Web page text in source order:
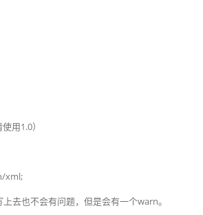
用1.0）
/xml;
去也不会有问题，但是会有一个warn。